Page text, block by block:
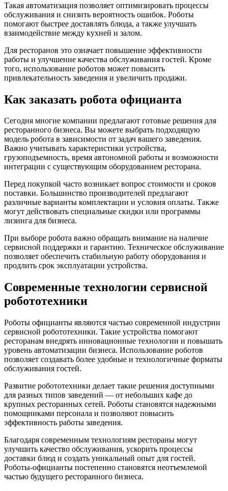
Такая автоматизация позволяет оптимизировать процессы
обслуживания и снизить вероятность ошибок. Роботы
помогают быстрее доставлять блюда, а также улучшать
взаимодействие между кухней и залом.
Для ресторанов это означает повышение эффективности
работы и улучшение качества обслуживания гостей. Кроме
того, использование роботов может повысить
привлекательность заведения и увеличить продажи.
Как заказать робота официанта
Сегодня многие компании предлагают готовые решения для
ресторанного бизнеса. Вы можете выбрать подходящую
модель робота в зависимости от задач вашего заведения.
Важно учитывать характеристики устройства,
грузоподъемность, время автономной работы и возможности
интеграции с существующим оборудованием ресторана.
Перед покупкой часто возникает вопрос стоимости и сроков
поставки. Большинство производителей предлагают
различные варианты комплектации и условия оплаты. Также
могут действовать специальные скидки или программы
лизинга для бизнеса.
При выборе робота важно обращать внимание на наличие
сервисной поддержки и гарантию. Техническое обслуживание
позволяет обеспечить стабильную работу оборудования и
продлить срок эксплуатации устройства.
Современные технологии сервисной
робототехники
Роботы официанты являются частью современной индустрии
сервисной робототехники. Такие устройства помогают
ресторанам внедрять инновационные технологии и повышать
уровень автоматизации бизнеса. Использование роботов
позволяет создавать более удобные и технологичные форматы
обслуживания гостей.
Развитие робототехники делает такие решения доступными
для разных типов заведений — от небольших кафе до
крупных ресторанных сетей. Роботы становятся надежными
помощниками персонала и позволяют повысить
эффективность работы заведения.
Благодаря современным технологиям рестораны могут
улучшить качество обслуживания, ускорить процессы
доставки блюд и создать уникальный опыт для гостей.
Роботы-официанты постепенно становятся неотъемлемой
частью будущего ресторанного бизнеса.